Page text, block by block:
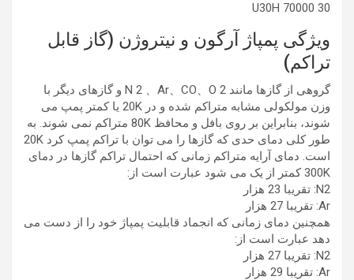
30 U30H 70000
ویژگی پمپاژ آرگون و نیتروژن (گاز قابل
تراکم)
گروهی از گازها مانند N 2 、Ar、CO、O 2 و گازهای دیگر با
وزن مولکولی مشابه متراکم شده و در 20K یا کمتر پمپ می
شوند، بنابراین بر روی بافل و محافظ 80K متراکم نمی شوند. به
طور کلی دمای حدی که گازها را می توان با تراکم پمپ کرد 20K
است. دمای آرایه متراکم زمانی که احتمال تراکم گازها در دمای
300K کمتر از یک می شود عبارت است از:
N2: تقریبا 23 هزار
Ar: تقریبا 27 هزار
همچنین دمای زمانی که انجماد قابلیت پمپاژ خود را از دست می
دهد عبارت است از:
N2: تقریبا 27 هزار
Ar: تقریبا 29 هزار